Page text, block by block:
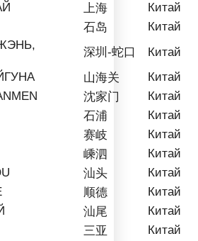
上海
Китай
石岛
Китай
深圳-蛇口
Китай
山海关
Китай
沈家门
Китай
石浦
Китай
赛岐
Китай
嵊泗
Китай
汕头
Китай
顺德
Китай
汕尾
Китай
三亚
Китай